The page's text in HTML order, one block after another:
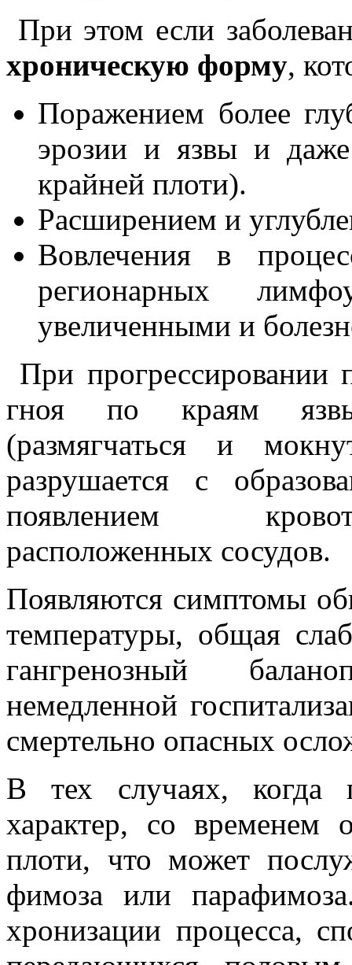
При этом если
хроническую форму,
Поражением более
эрозии и язвы и
крайней плоти).
Расширением и
Вовлечения в
регионарных
увеличенными и
При прогрессировании
гноя по краям язвы,
(размягчаться и
разрушается с
появлением
расположенных сосудов.
Появляются симптомы
температуры, общая
гангренозный
немедленной
смертельно опасных
В тех случаях, когда
характер, со временем
плоти, что может
фимоза или
хронизации процесса,